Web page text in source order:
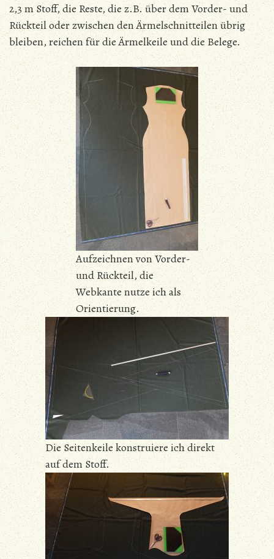
2,3 m Stoff, die Reste, die z.B. über dem Vorder- und
Rückteil oder zwischen den Ärmelschnitteilen übrig
bleiben, reichen für die Ärmelkeile und die Belege.
Aufzeichnen von Vorder-
und Rückteil, die
Webkante nutze ich als
Orientierung.
Die Seitenkeile konstruiere ich direkt
auf dem Stoff.